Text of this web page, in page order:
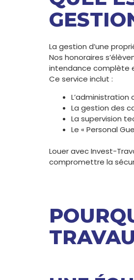
La gestion d’une
Nos honoraires
intendance complète
Ce service inclut :
La gestion des
La supervision
Le « Personal
Louer avec Invest-
compromettre la